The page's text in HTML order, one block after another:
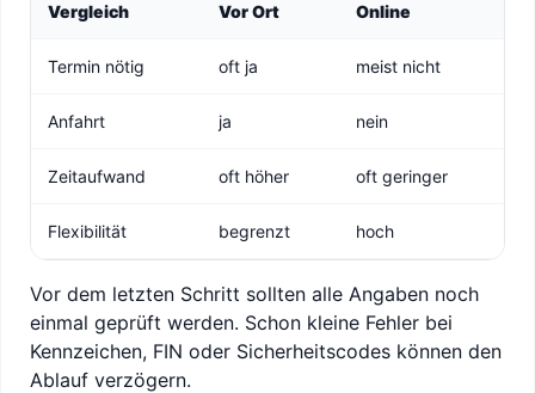
Vergleich Vor Ort Online
Termin nötig oft ja meist nicht
Anfahrt ja nein
Zeitaufwand oft höher oft geringer
Flexibilität begrenzt hoch
Vor dem letzten Schritt sollten alle Angaben noch
einmal geprüft werden. Schon kleine Fehler bei
Kennzeichen, FIN oder Sicherheitscodes können den
Ablauf verzögern.